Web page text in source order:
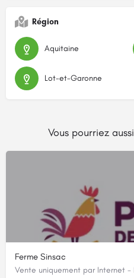
Région
Aquitaine
Lot-et-Garonne
Vous pourriez
Ferme Sinsac
Vente uniquement par Internet -